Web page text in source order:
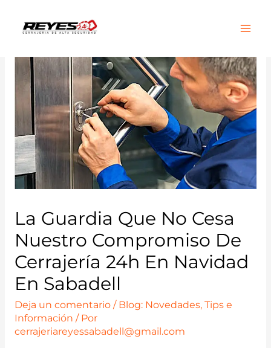
La Guardia Que No Cesa
Nuestro Compromiso De
Cerrajería 24h En Navidad
En Sabadell
Deja un comentario / Blog: Novedades, Tips e
Información / Por
cerrajeriareyessabadell@gmail.com